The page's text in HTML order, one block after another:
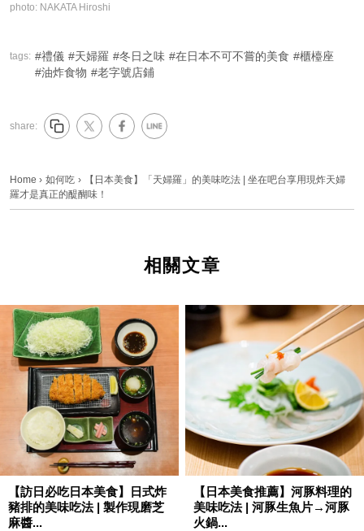
photo: NAKATA Hiroshi
tags: 禮儀 天婦羅 冬日之味 在日本不可不嘗的美食
櫃檯座
油炸食物
老字號店鋪
share:
Home › 如何吃 ›
【日本美食】「天婦羅」的美味吃法 | 坐在吧台享用現炸天婦
羅才是真正的醍醐味！
相關文章
【訪日必吃日本美食】日式炸
豬排的美味吃法 | 製作現磨芝
麻醬...
【日本美食推薦】河豚料理的
美味吃法 | 河豚生魚片→河豚
火鍋...